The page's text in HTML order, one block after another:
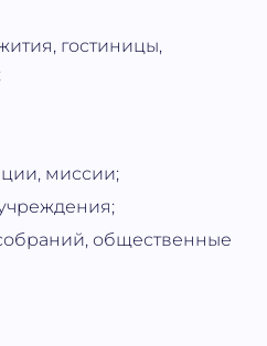
гостиницы,
миссии;
общественные